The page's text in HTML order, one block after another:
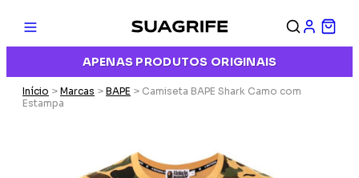
APENAS PRODUTOS ORIGINAIS
Início > Marcas > BAPE > Camiseta BAPE Shark Camo com
Estampa